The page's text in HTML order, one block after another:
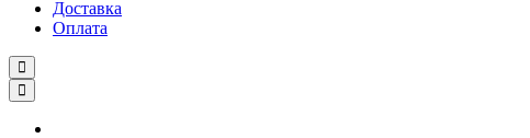
Доставка
Оплата